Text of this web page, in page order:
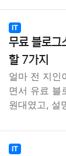
IT
무료 블로그
할 7가지
얼마 전 지인
면서 유료 블
원대였고, 설
IT